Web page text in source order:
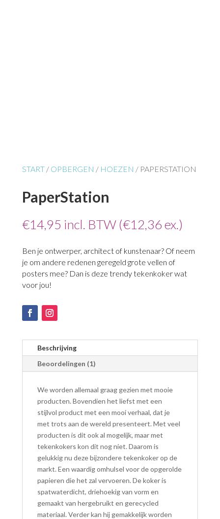
START/ OPBERGEN / HOEZEN / PAPERSTATION
PaperStation
€14,95 incl. BTW (€12,36ex.)
Ben je ontwerper, architect of kunstenaar? Of neem
je om andere redenen geregeld grote vellen of
posters mee? Dan is deze trendy tekenkoker wat
voor jou!
Beschrijving
Beoordelingen (1)
We worden allemaal graag gezien met mooie
producten. Bovendien het liefst met een
stijlvol product met een mooi verhaal, dat je
met trots aan de wereld presenteert. Met veel
producten is dit ook al mogelijk, maar met
tekenkokers kon dit nog niet. Daarom is
gelukkig nu deze bijzondere tekenkoker op de
markt. Een waardig omhulsel voor de opgerolde
papieren die het zal vervoeren. De koker is
spatwaterdicht, driehoekig van vorm en
gemaakt van hergebruikt en gerecycled
materiaal. Verderkan hij gemakkelijk worden